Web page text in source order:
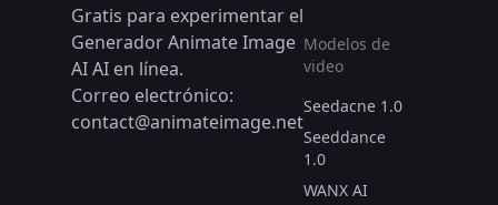
Gratis para experimentar el
Generador Animate Image
AI AI en línea.
Correo electrónico:
contact@animateimage.net
Modelos de
video
Seedacne 1.0
Seeddance
1.0
WANX AI